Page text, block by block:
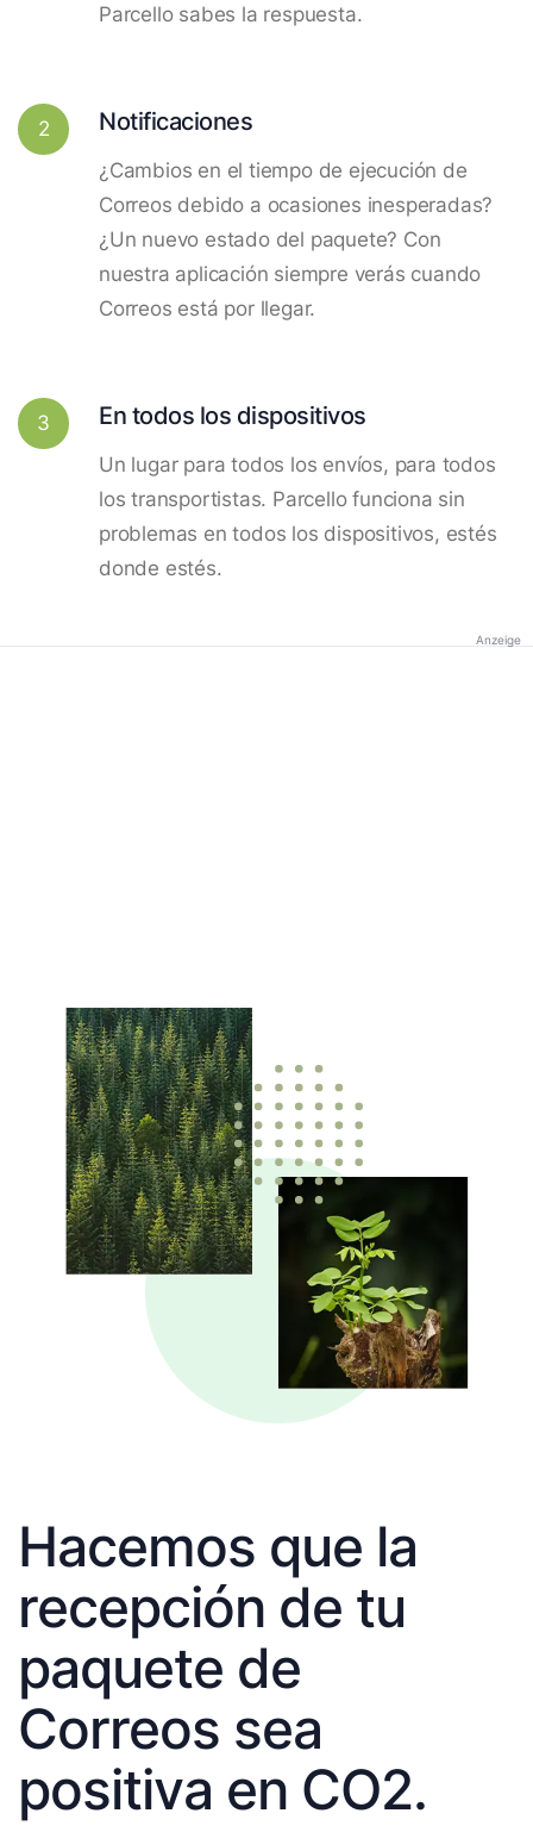
Parcello sabes la respuesta.
2 Notificaciones
¿Cambios en el tiempo de ejecución de
Correos debido a ocasiones inesperadas?
¿Un nuevo estado del paquete? Con
nuestra aplicación siempre verás cuando
Correos está por llegar.
3 En todos los dispositivos
Un lugar para todos los envíos, para todos
los transportistas. Parcello funciona sin
problemas en todos los dispositivos, estés
donde estés.
Anzeige
Hacemos que la
recepción de tu
paquete de
Correos sea
positiva en CO2.